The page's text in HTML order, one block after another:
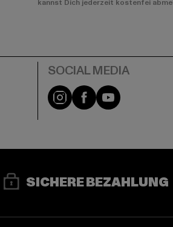
kannst Dich jederzeit kostenfei
Instagram
FacebookYouTube
SICHERE BEZAHLUNG